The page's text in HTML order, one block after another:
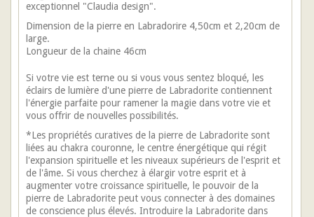
exceptionnel "Claudia design".
Dimension de la pierre en Labradorire 4,50cm et 2,20cm de
large.
Longueur de la chaine 46cm
Si votre vie est terne ou si vous vous sentez bloqué, les
éclairs de lumière d'une pierre de Labradorite contiennent
l'énergie parfaite pour ramener la magie dans votre vie et
vous offrir de nouvelles possibilités.
*Les propriétés curatives de la pierre de Labradorite sont
liées au chakra couronne, le centre énergétique qui régit
l'expansion spirituelle et les niveaux supérieurs de l'esprit et
de l'âme. Si vous cherchez à élargir votre esprit et à
augmenter votre croissance spirituelle, le pouvoir de la
pierre de Labradorite peut vous connecter à des domaines
de conscience plus élevés. Introduire la Labradorite dans